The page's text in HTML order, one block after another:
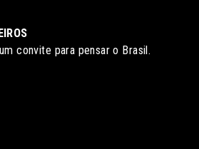
convite para pensar o Brasil.